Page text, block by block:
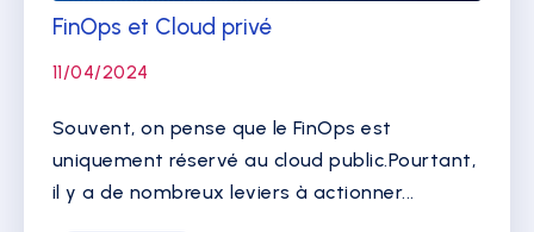
FinOps et Cloud privé
11/04/2024
Souvent, on pense que le FinOps est
uniquement réservé au cloud public.Pourtant,
il y a de nombreux leviers à actionner...